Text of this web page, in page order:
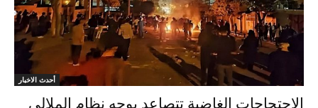
أحدث الاخبار
الاحتجاجات الغاضبة تتصاعد بوجه نظام الملالي